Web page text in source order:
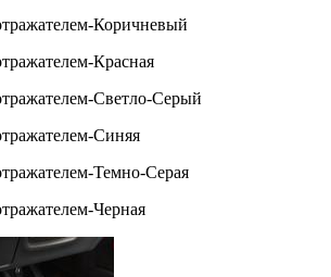
Коричневый
Красная
Светло-Серый
Синяя
Темно-Серая
Черная